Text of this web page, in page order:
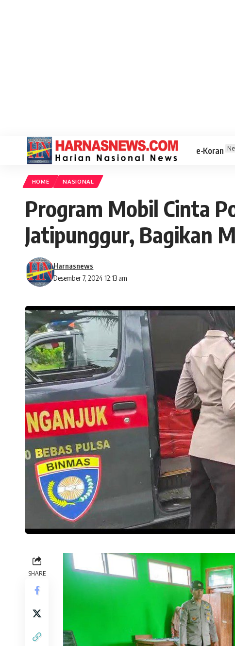
e-Koran
HOME NASIONAL
Program Mobil Cinta
Jatipunggur, Bagikan
Desember 7, 2024 12:13 am
Harnasnews
SHARE